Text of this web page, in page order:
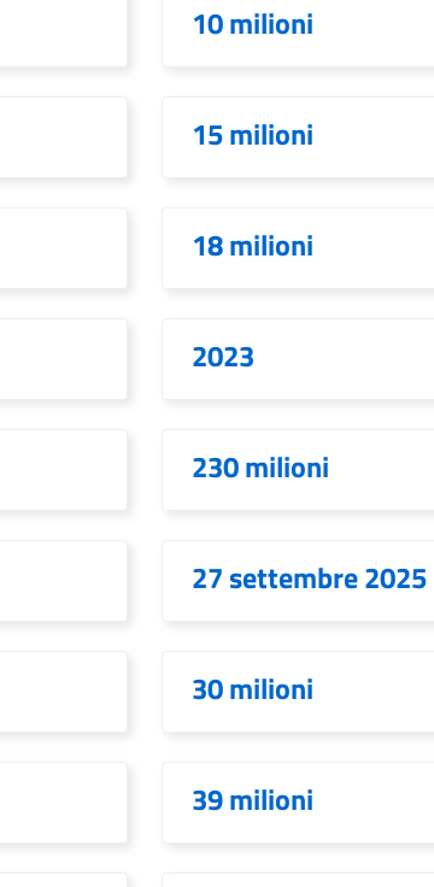
10 milioni
15 milioni
18 milioni
2023
230 milioni
27 settembre 2025
30 milioni
39 milioni